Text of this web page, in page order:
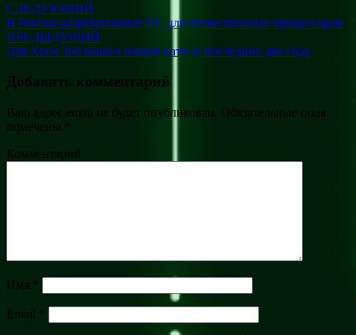
СЛЕДУЮЩИЙ
В России разрабатывают ОС для отечественных процессоров
ПРЕДЫДУЩИЙ
Для Xbox 360 вышел новый патч за последние два года
Добавить комментарий
Ваш адрес email не будет опубликован.
Обязательные поля
помечены
Комментарий
Имя
Email